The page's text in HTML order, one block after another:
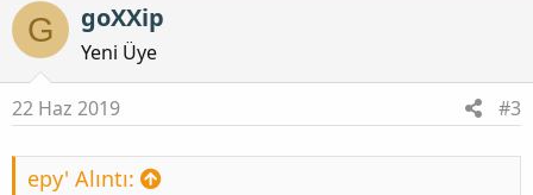
G goXXip
Yeni Üye
22 Haz 2019 #3
epy' Alıntı: